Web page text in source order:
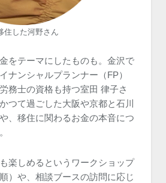
住した河野さん
をテーマにしたものも。金沢で
ナンシャルプランナー（FP）
務士の資格も持つ室田 律子さ
つて過ごした大阪や京都と石川
、移住に関わるお金の本音につ
楽しめるというワークショップ
）や、相談ブースの訪問に応じ